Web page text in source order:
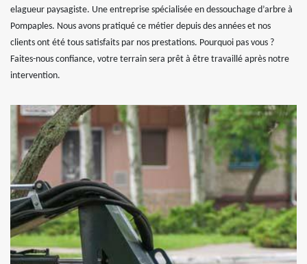
elagueur paysagiste. Une entreprise spécialisée en dessouchage d’arbre à
Pompaples. Nous avons pratiqué ce métier depuis des années et nos
clients ont été tous satisfaits par nos prestations. Pourquoi pas vous ?
Faites-nous confiance, votre terrain sera prêt à être travaillé après notre
intervention.